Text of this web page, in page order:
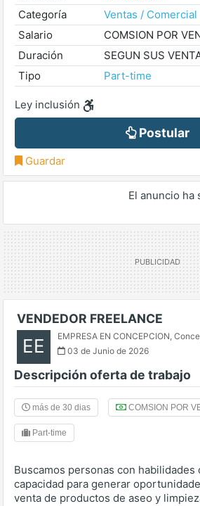
Categoría
Ventas / Comercial
Salario
COMSION POR
Duración
SEGUN SUS
Tipo
Part-time
Ley inclusión
Postular
Guardar
El anuncio ha
VENDEDOR FREELANCE
EE EMPRESA EN CONCEPCION,
03 de Junio de 2026
Descripción oferta de trabajo
más de 30 dias COMSION POR
Part-time
Buscamos personas con habilidades
capacidad para generar
venta de productos de aseo y